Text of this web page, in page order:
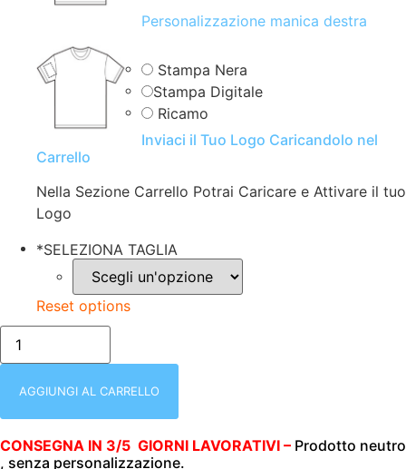
Personalizzazione manica destra
Stampa Nera
Stampa Digitale
Ricamo
Inviaci il Tuo Logo Caricandolo nel
Carrello
Nella Sezione Carrello Potrai Caricare e Attivare il tuo
Logo
*SELEZIONA TAGLIA
Reset options
T-
SHIRT
UOMO
MANICA
|
A
V
AGGIUNGI AL CARRELLO
CONSEGNA IN 3/5 GIORNI LAVORATIVI – Prodotto neutro
, senza personalizzazione.